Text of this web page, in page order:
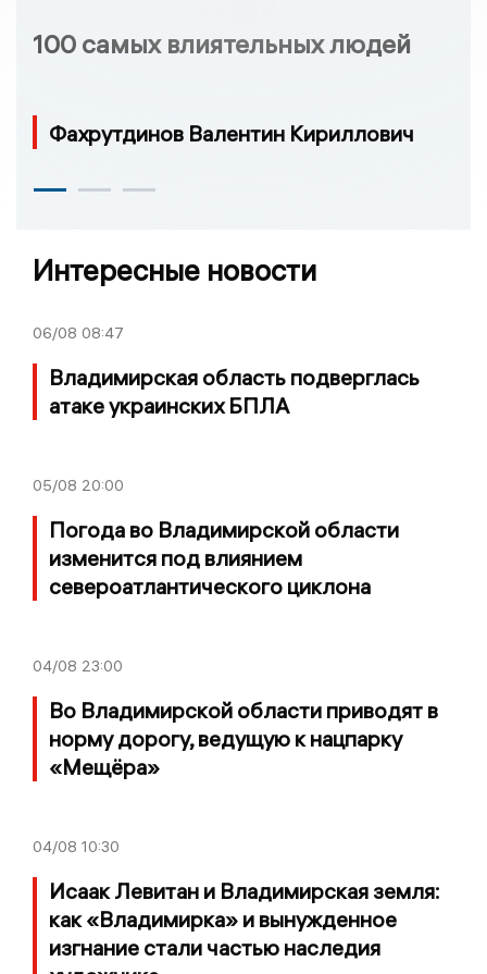
100 самых влиятельных людей
Фахрутдинов Валентин Кириллович
Интересные новости
06/08 08:47
Владимирская область подверглась
атаке украинских БПЛА
05/08 20:00
Погода во Владимирской области
изменится под влиянием
североатлантического циклона
04/08 23:00
Во Владимирской области приводят в
норму дорогу, ведущую к нацпарку
«Мещёра»
04/08 10:30
Исаак Левитан и Владимирская земля:
как «Владимирка» и вынужденное
изгнание стали частью наследия